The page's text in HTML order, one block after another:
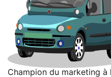
Champion du marketing